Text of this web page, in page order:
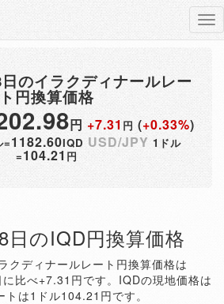
のイラクディナールレー
ト円換算価格
円+7.31円 (+0.33%)
=1182.60IQD USD/JPY 1ドル
=104.21 円
日のIQD円換算価格
クディナールレート円換算価格は
比べ+7.31円です。IQDの現地価格は
は1ドル104.21円です。